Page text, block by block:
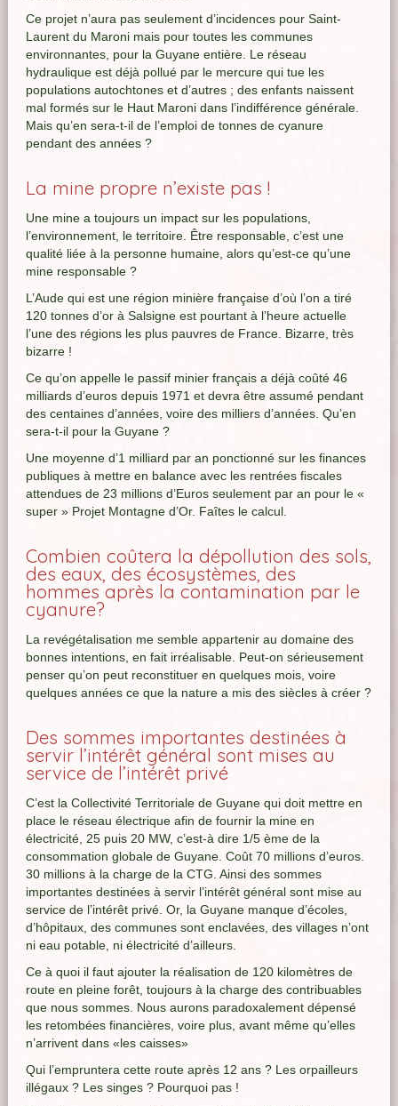
Ce projet n’aura pas seulement d’incidences pour Saint-
Laurent du Maroni mais pour toutes les communes
environnantes, pour la Guyane entière. Le réseau
hydraulique est déjà pollué par le mercure qui tue les
populations autochtones et d’autres ; des enfants naissent
mal formés sur le Haut Maroni dans l’indifférence générale.
Mais qu’en sera-t-il de l’emploi de tonnes de cyanure
pendant des années ?
La mine propre n’existe pas !
Une mine a toujours un impact sur les populations,
l’environnement, le territoire. Être responsable, c’est une
qualité liée à la personne humaine, alors qu’est-ce qu’une
mine responsable ?
L’Aude qui est une région minière française d’où l’on a tiré
120 tonnes d’or à Salsigne est pourtant à l’heure actuelle
l’une des régions les plus pauvres de France. Bizarre, très
bizarre !
Ce qu’on appelle le passif minier français a déjà coûté 46
milliards d’euros depuis 1971 et devra être assumé pendant
des centaines d’années, voire des milliers d’années. Qu’en
sera-t-il pour la Guyane ?
Une moyenne d’1 milliard par an ponctionné sur les finances
publiques à mettre en balance avec les rentrées fiscales
attendues de 23 millions d’Euros seulement par an pour le «
super » Projet Montagne d’Or. Faîtes le calcul.
Combien coûtera la dépollution des sols,
des eaux, des écosystèmes, des
hommes après la contamination par le
cyanure?
La revégétalisation me semble appartenir au domaine des
bonnes intentions, en fait irréalisable. Peut-on sérieusement
penser qu’on peut reconstituer en quelques mois, voire
quelques années ce que la nature a mis des siècles à créer ?
Des sommes importantes destinées à
servir l’intérêt général sont mises au
service de l’intérêt privé
C’est la Collectivité Territoriale de Guyane qui doit mettre en
place le réseau électrique afin de fournir la mine en
électricité, 25 puis 20 MW, c’est-à dire 1/5 ème de la
consommation globale de Guyane. Coût 70 millions d’euros.
30 millions à la charge de la CTG. Ainsi des sommes
importantes destinées à servir l’intérêt général sont mise au
service de l’intérêt privé. Or, la Guyane manque d’écoles,
d’hôpitaux, des communes sont enclavées, des villages n’ont
ni eau potable, ni électricité d’ailleurs.
Ce à quoi il faut ajouter la réalisation de 120 kilomètres de
route en pleine forêt, toujours à la charge des contribuables
que nous sommes. Nous aurons paradoxalement dépensé
les retombées financières, voire plus, avant même qu’elles
n’arrivent dans «les caisses»
Qui l’empruntera cette route après 12 ans ? Les orpailleurs
illégaux ? Les singes ? Pourquoi pas !